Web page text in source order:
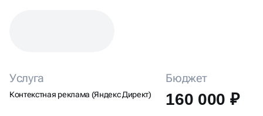
Услуга
Контекстная реклама (Яндекс Директ)
Бюджет
160 000 ₽